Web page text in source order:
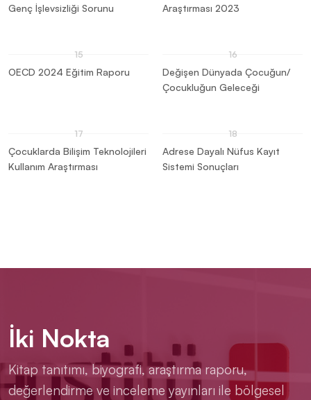
Genç İşlevsizliği Sorunu
Araştırması 2023
OECD 2024 Eğitim Raporu
Değişen Dünyada Çocuğun/
Çocukluğun Geleceği
Çocuklarda Bilişim Teknolojileri
Kullanım Araştırması
Adrese Dayalı Nüfus Kayıt
Sistemi Sonuçları
İki Nokta
Kitap tanıtımı, biyografi, araştırma raporu,
değerlendirme ve inceleme yayınları ile bölgesel